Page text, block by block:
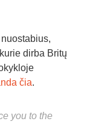
dirba Britų
čia.
you to the